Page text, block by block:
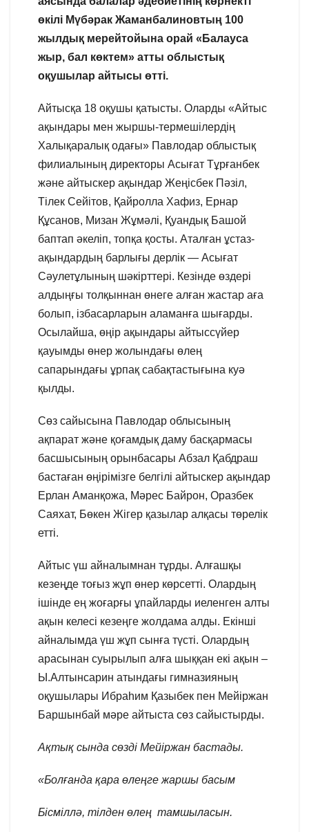
өкілі Мүбәрак Жаманбалиновтың 100
жылдық мерейтойына орай «Балауса
жыр, бал көктем» атты облыстық
оқушылар айтысы өтті.
Айтысқа 18 оқушы қатысты. Оларды «Айтыс
ақындары мен жыршы-термешілердің
Халықаралық одағы» Павлодар облыстық
филиалының директоры Асығат Тұрғанбек
және айтыскер ақындар Жеңісбек Пәзіл,
Тілек Сейітов, Қайролла Хафиз, Ернар
Құсанов, Мизан Жұмәлі, Қуандық Башой
баптап әкеліп, топқа қосты. Аталған ұстаз-
ақындардың барлығы дерлік — Асығат
Сәулетұлының шәкірттері. Кезінде өздері
алдыңғы толқыннан өнеге алған жастар аға
болып, ізбасарларын аламанға шығарды.
Осылайша, өңір ақындары айтыссүйер
қауымды өнер жолындағы өлең
сапарындағы ұрпақ сабақтастығына куә
қылды.
Сөз сайысына Павлодар облысының
ақпарат және қоғамдық даму басқармасы
басшысының орынбасары Абзал Қабдраш
бастаған өңірімізге белгілі айтыскер ақындар
Ерлан Аманқожа, Мәрес Байрон, Оразбек
Саяхат, Бөкен Жігер қазылар алқасы төрелік
етті.
Айтыс үш айналымнан тұрды. Алғашқы
кезеңде тоғыз жұп өнер көрсетті. Олардың
ішінде ең жоғарғы ұпайларды иеленген алты
ақын келесі кезеңге жолдама алды. Екінші
айналымда үш жұп сынға түсті. Олардың
арасынан суырылып алға шыққан екі ақын –
Ы.Алтынсарин атындағы гимназияның
оқушылары Ибраһим Қазыбек пен Мейіржан
Баршынбай мәре айтыста сөз сайыстырды.
Ақтық сында сөзді Мейіржан бастады.
«Болғанда қара өлеңге жаршы басым
Бісміллә, тілден өлең тамшыласын.